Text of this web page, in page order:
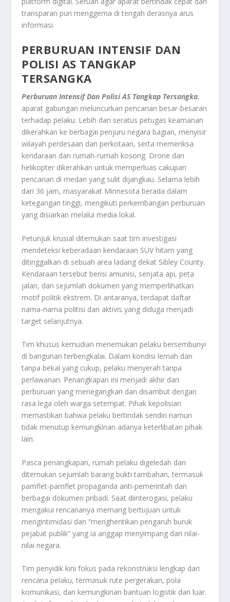
transparan pun menggema di tengah derasnya arus
informasi.
PERBURUAN INTENSIF DAN
POLISI AS TANGKAP
TERSANGKA
Perburuan Intensif Dan Polisi AS Tangkap Tersangka,
aparat gabungan meluncurkan pencarian besar-besaran
terhadap pelaku. Lebih dari seratus petugas keamanan
dikerahkan ke berbagai penjuru negara bagian, menyisir
wilayah perdesaan dan perkotaan, serta memeriksa
kendaraan dan rumah-rumah kosong. Drone dan
helikopter dikerahkan untuk memperluas cakupan
pencarian di medan yang sulit dijangkau. Selama lebih
dari 36 jam, masyarakat Minnesota berada dalam
ketegangan tinggi, mengikuti perkembangan perburuan
yang disiarkan melalui media lokal.
Petunjuk krusial ditemukan saat tim investigasi
mendeteksi keberadaan kendaraan SUV hitam yang
ditinggalkan di sebuah area ladang dekat Sibley County.
Kendaraan tersebut berisi amunisi, senjata api, peta
jalan, dan sejumlah dokumen yang memperlihatkan
motif politik ekstrem. Di antaranya, terdapat daftar
nama-nama politisi dan aktivis yang diduga menjadi
target selanjutnya.
Tim khusus kemudian menemukan pelaku bersembunyi
di bangunan terbengkalai. Dalam kondisi lemah dan
tanpa bekal yang cukup, pelaku menyerah tanpa
perlawanan. Penangkapan ini menjadi akhir dari
perburuan yang menegangkan dan disambut dengan
rasa lega oleh warga setempat. Pihak kepolisian
memastikan bahwa pelaku bertindak sendiri namun
tidak menutup kemungkinan adanya keterlibatan pihak
lain.
Pasca penangkapan, rumah pelaku digeledah dan
ditemukan sejumlah barang bukti tambahan, termasuk
pamflet-pamflet propaganda anti-pemerintah dan
berbagai dokumen pribadi. Saat diinterogasi, pelaku
mengakui rencananya memang bertujuan untuk
mengintimidasi dan “menghentikan pengaruh buruk
pejabat publik” yang ia anggap menyimpang dari nilai-
nilai negara.
Tim penyidik kini fokus pada rekonstruksi lengkap dari
rencana pelaku, termasuk rute pergerakan, pola
komunikasi, dan kemungkinan bantuan logistik dari luar.